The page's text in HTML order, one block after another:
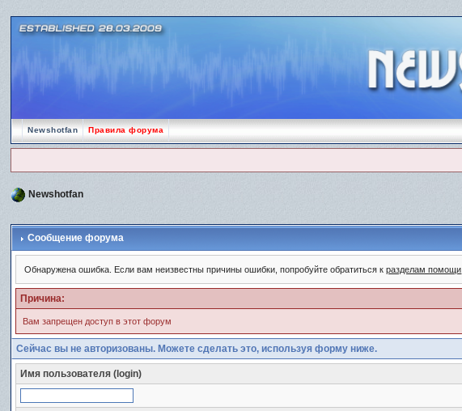
Newshotfan Правила форума
Newshotfan
Сообщение форума
Обнаружена ошибка. Если вам неизвестны причины ошибки, попробуйте обратиться кразделам помощи
Причина:
Вам запрещен доступ в этот форум
Сейчас вы не авторизованы. Можете сделать это, используя форму ниже.
Имя пользователя (login)